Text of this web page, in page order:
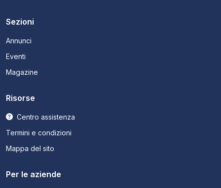
Sezioni
Annunci
Eventi
Magazine
Risorse
Centro assistenza
Termini e condizioni
Mappa del sito
Per le aziende